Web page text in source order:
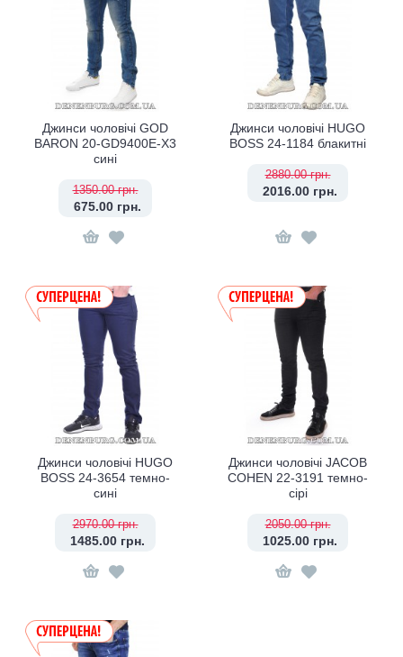
Джинси чоловічі GOD
BARON 20-GD9400E-X3
сині
1350.00 грн.
675.00 грн.
Джинси чоловічі HUGO
BOSS 24-1184 блакитні
2880.00 грн.
2016.00 грн.
Джинси чоловічі HUGO
BOSS 24-3654 темно-
сині
2970.00 грн.
1485.00 грн.
Джинси чоловічі JACOB
COHEN 22-3191 темно-
сірі
2050.00 грн.
1025.00 грн.